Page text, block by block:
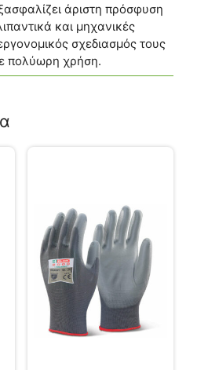
άριστη πρόσφυση
και μηχανικές
σχεδιασμός τους
πολύωρη χρήση.